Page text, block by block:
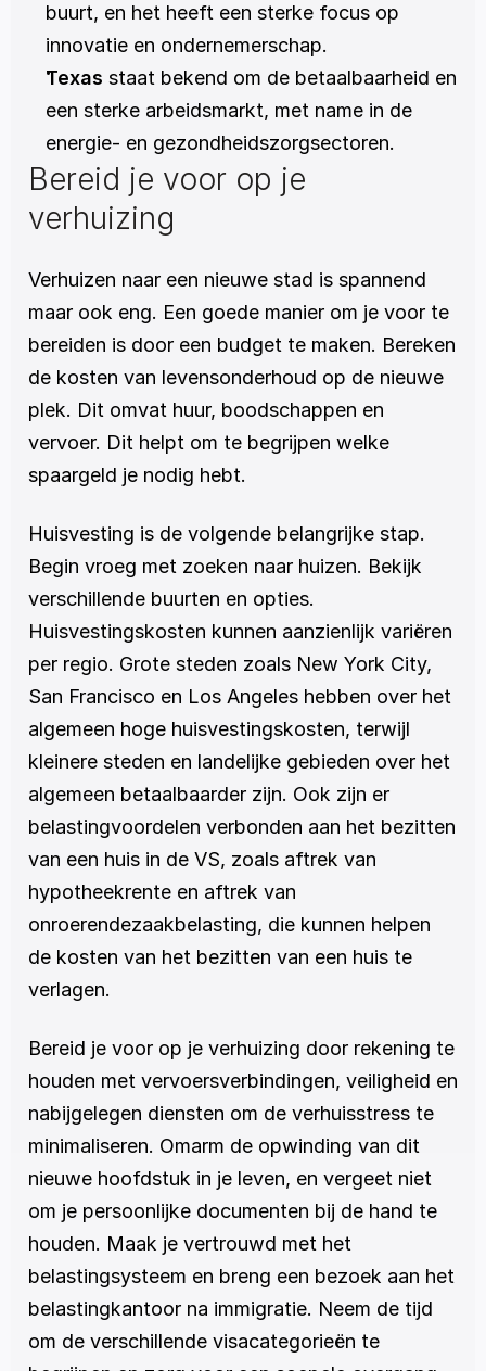
buurt, en het heeft een sterke focus op
innovatie en ondernemerschap.
Texas staat bekend om de betaalbaarheid en
een sterke arbeidsmarkt, met name in de
energie- en gezondheidszorgsectoren.
Bereid je voor op je
verhuizing
Verhuizen naar een nieuwe stad is spannend
maar ook eng. Een goede manier om je voor te
bereiden is door een budget te maken. Bereken
de kosten van levensonderhoud op de nieuwe
plek. Dit omvat huur, boodschappen en
vervoer. Dit helpt om te begrijpen welke
spaargeld je nodig hebt.
Huisvesting is de volgende belangrijke stap.
Begin vroeg met zoeken naar huizen. Bekijk
verschillende buurten en opties.
Huisvestingskosten kunnen aanzienlijk variëren
per regio. Grote steden zoals New York City,
San Francisco en Los Angeles hebben over het
algemeen hoge huisvestingskosten, terwijl
kleinere steden en landelijke gebieden over het
algemeen betaalbaarder zijn. Ook zijn er
belastingvoordelen verbonden aan het bezitten
van een huis in de VS, zoals aftrek van
hypotheekrente en aftrek van
onroerendezaakbelasting, die kunnen helpen
de kosten van het bezitten van een huis te
verlagen.
Bereid je voor op je verhuizing door rekening te
houden met vervoersverbindingen, veiligheid en
nabijgelegen diensten om de verhuisstress te
minimaliseren. Omarm de opwinding van dit
nieuwe hoofdstuk in je leven, en vergeet niet
om je persoonlijke documenten bij de hand te
houden. Maak je vertrouwd met het
belastingsysteem en breng een bezoek aan het
belastingkantoor na immigratie. Neem de tijd
om de verschillende visacategorieën te